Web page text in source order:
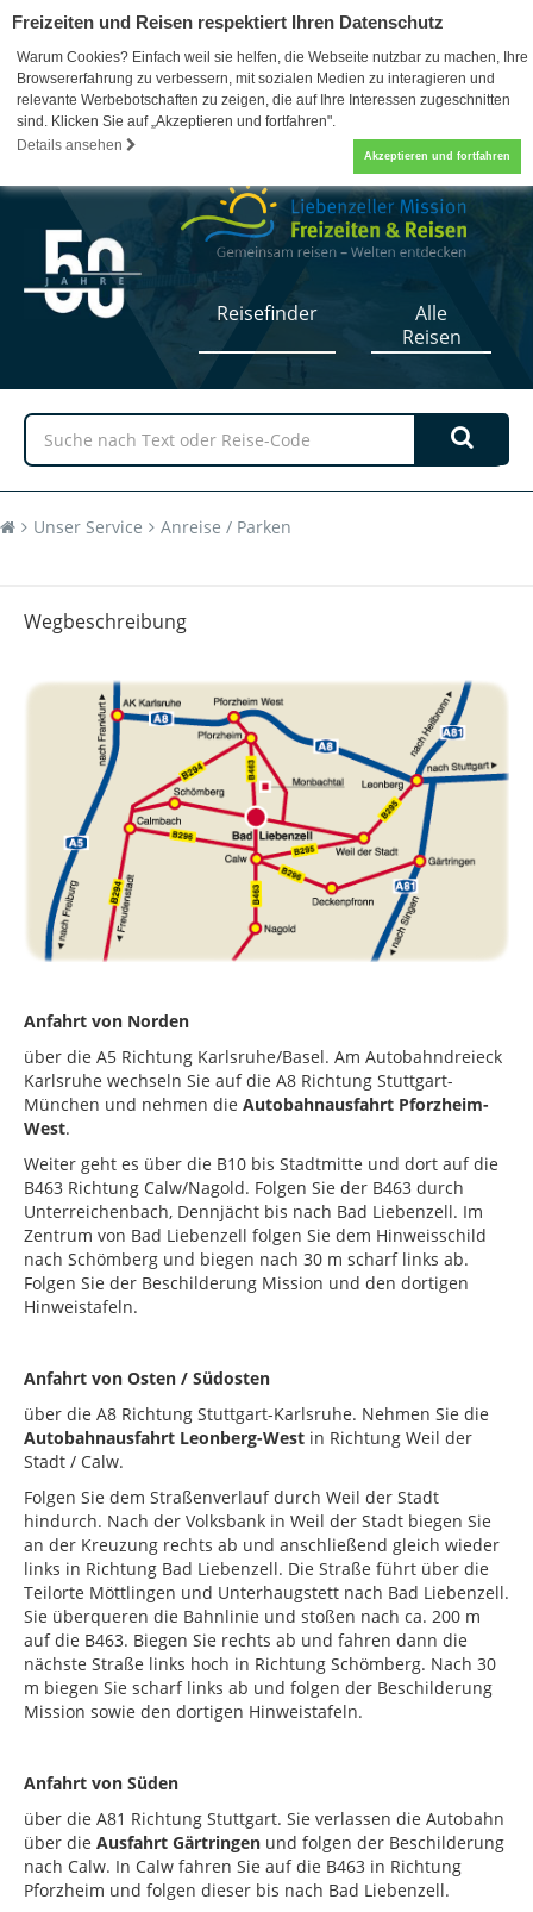
Freizeiten und Reisen respektiert Ihren Datenschutz
Warum Cookies? Einfach weil sie helfen, die Webseite nutzbar zu machen, Ihre
Browsererfahrung zu verbessern, mit sozialen Medien zu interagieren und
relevante Werbebotschaften zu zeigen, die auf Ihre Interessen zugeschnitten
sind. Klicken Sie auf „Akzeptieren und fortfahren".
Details ansehen
Akzeptieren und fortfahren
07052 / 17-5110 0
Reisefinder
Alle
Reisen
Unser Service Anreise / Parken
Wegbeschreibung
Anfahrt von Norden
über die A5 Richtung Karlsruhe/Basel. Am Autobahndreieck
Karlsruhe wechseln Sie auf die A8 Richtung Stuttgart-
München und nehmen die Autobahnausfahrt Pforzheim-
West.
Weiter geht es über die B10 bis Stadtmitte und dort auf die
B463 Richtung Calw/Nagold. Folgen Sie der B463 durch
Unterreichenbach, Dennjächt bis nach Bad Liebenzell. Im
Zentrum von Bad Liebenzell folgen Sie dem Hinweisschild
nach Schömberg und biegen nach 30 m scharf links ab.
Folgen Sie der Beschilderung Mission und den dortigen
Hinweistafeln.
Anfahrt von Osten / Südosten
über die A8 Richtung Stuttgart-Karlsruhe. Nehmen Sie die
Autobahnausfahrt Leonberg-West in Richtung Weil der
Stadt / Calw.
Folgen Sie dem Straßenverlauf durch Weil der Stadt
hindurch. Nach der Volksbank in Weil der Stadt biegen Sie
an der Kreuzung rechts ab und anschließend gleich wieder
links in Richtung Bad Liebenzell. Die Straße führt über die
Teilorte Möttlingen und Unterhaugstett nach Bad Liebenzell.
Sie überqueren die Bahnlinie und stoßen nach ca. 200 m
auf die B463. Biegen Sie rechts ab und fahren dann die
nächste Straße links hoch in Richtung Schömberg. Nach 30
m biegen Sie scharf links ab und folgen der Beschilderung
Mission sowie den dortigen Hinweistafeln.
Anfahrt von Süden
über die A81 Richtung Stuttgart. Sie verlassen die Autobahn
über die Ausfahrt Gärtringen und folgen der Beschilderung
nach Calw. In Calw fahren Sie auf die B463 in Richtung
Pforzheim und folgen dieser bis nach Bad Liebenzell.